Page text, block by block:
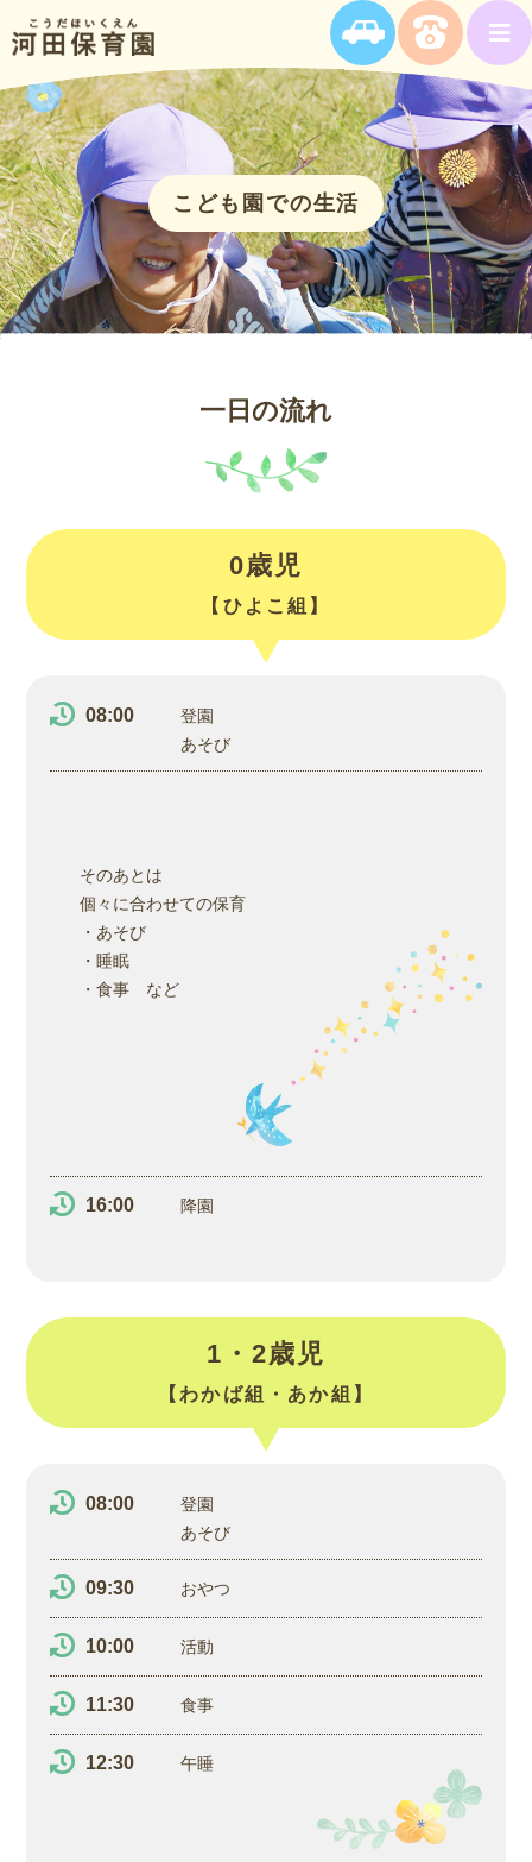
こども園での生活
一日の流れ
0歳児
【ひよこ組】
08:00
登園
あそび
そのあとは
個々に合わせての保育
・あそび
・睡眠
・食事 など
16:00 降園
1・2歳児
【わかば組・あか組】
08:00
登園
あそび
09:30 おやつ
10:00 活動
11:30 食事
12:30 午睡